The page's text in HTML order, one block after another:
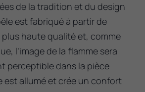
de la tradition et du design
est fabriqué à partir de
plus haute qualité et, comme
l’image de la flamme sera
perceptible dans la pièce
est allumé et crée un confort